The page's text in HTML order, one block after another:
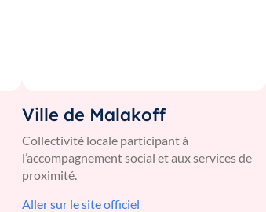
Ville de Malakoff
Collectivité locale participant à
l’accompagnement social et aux services de
proximité.
Aller sur le site officiel